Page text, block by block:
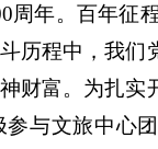
周年。百年征
历程中，我
财富。为扎
与文旅中心